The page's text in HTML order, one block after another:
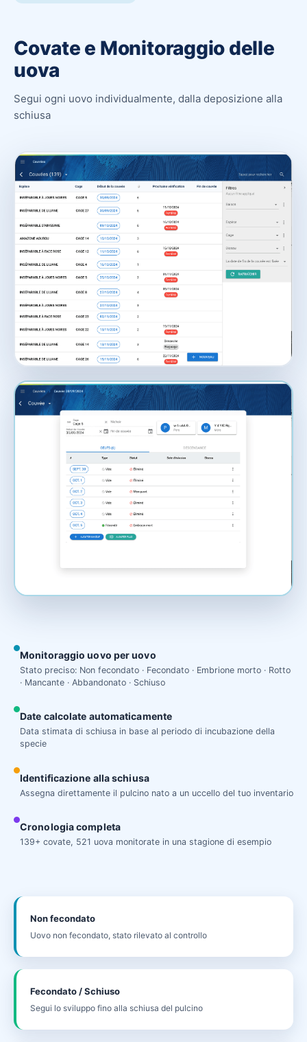
Covate e Monitoraggio delle
uova
Segui ogni uovo individualmente, dalla deposizione alla
schiusa
Monitoraggio uovo per uovo
Stato preciso: Non fecondato · Fecondato · Embrione morto · Rotto
· Mancante · Abbandonato · Schiuso
Date calcolate automaticamente
Data stimata di schiusa in base al periodo di incubazione della
specie
Identificazione alla schiusa
Assegna direttamente il pulcino nato a un uccello del tuo inventario
Cronologia completa
139+ covate, 521 uova monitorate in una stagione di esempio
Non fecondato
Uovo non fecondato, stato rilevato al controllo
Fecondato / Schiuso
Segui lo sviluppo fino alla schiusa del pulcino